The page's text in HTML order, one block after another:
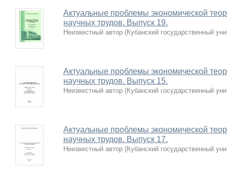
Актуальные проблемы экономической
научных трудов. Выпуск 19.
Неизвестный автор (Кубанский государственный
Актуальные проблемы экономической
научных трудов. Выпуск 15.
Неизвестный автор (Кубанский государственный
Актуальные проблемы экономической
научных трудов. Выпуск 17.
Неизвестный автор (Кубанский государственный